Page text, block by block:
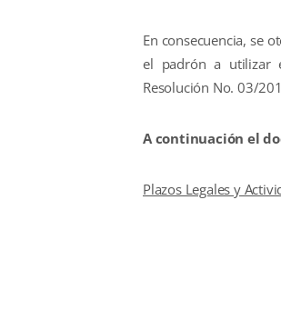
En consecuencia, se
el padrón a utilizar
Resolución No. 03/
A continuación el
Plazos Legales y